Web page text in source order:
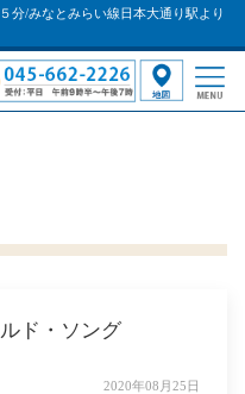
分/みなとみらい線日本大通り駅より
ド・ソング
2020年08月25日